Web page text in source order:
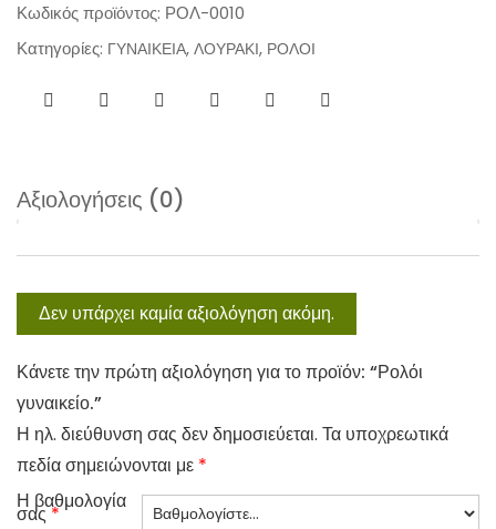
Κωδικός προϊόντος: ΡΟΛ-0010
Κατηγορίες: ΓΥΝΑΙΚΕΙΑ, ΛΟΥΡΑΚΙ, ΡΟΛΟΙ
Αξιολογήσεις (0)
Δεν υπάρχει καμία αξιολόγηση ακόμη.
Κάνετε την πρώτη αξιολόγηση για το προϊόν: “Ρολόι
γυναικείο.”
Η ηλ. διεύθυνση σας δεν δημοσιεύεται. Τα υποχρεωτικά
πεδία σημειώνονται με *
Η βαθμολογία
σας*